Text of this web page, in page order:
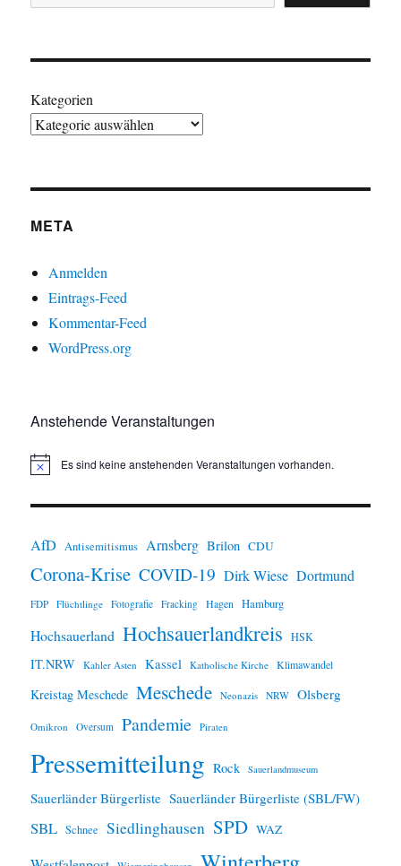
Kategorien
META
Anmelden
Eintrags-Feed
Kommentar-Feed
WordPress.org
Anstehende Veranstaltungen
H
w
s
Es sind keine anstehenden Veranstaltungen vorhanden.
AfD Antisemitismus Arnsberg Brilon CDU
Corona-Krise COVID-19 Dirk Wiese Dortmund
FDP Flüchtlinge Fotografie Fracking Hagen Hamburg
Hochsauerland Hochsauerlandkreis HSK
IT.NRW Kahler Asten Kassel Katholische Kirche Klimawandel
Kreistag Meschede Meschede Neonazis NRW Olsberg
Omikron Oversum Pandemie Piraten
Pressemitteilung Rock Sauerlandmuseum
Sauerländer Bürgerliste Sauerländer Bürgerliste (SBL/FW)
SBL Schnee Siedlinghausen SPD WAZ